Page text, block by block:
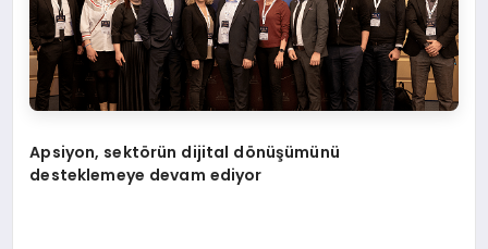
Apsiyon, sektörün dijital dönüşümünü
desteklemeye devam ediyor